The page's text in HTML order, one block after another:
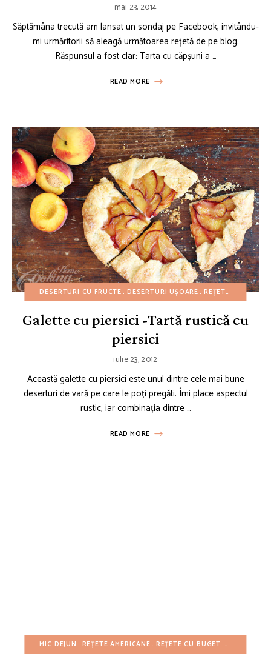
mai 23, 2014
Săptămâna trecută am lansat un sondaj pe Facebook, invitându-
mi urmăritorii să aleagă următoarea rețetă de pe blog.
Răspunsul a fost clar: Tarta cu căpșuni a …
READ MORE
DESERTURI CU FRUCTE DESERTURI UȘOARE REȚETE CU BUGET REDUS
Galette cu piersici -Tartă rustică cu
piersici
iulie 23, 2012
Această galette cu piersici este unul dintre cele mai bune
deserturi de vară pe care le poți pregăti. Îmi place aspectul
rustic, iar combinația dintre …
READ MORE
MIC DEJUN REȚETE AMERICANE REȚETE CU BUGET REDUS